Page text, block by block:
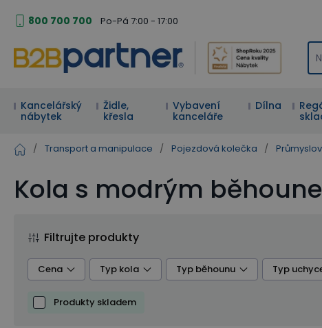
800 700 700 Po-Pá 7:00 - 17:00
Kancelářský
nábytek
Židle,
křesla
Vybavení
kanceláře
Dílna
/ Transport a manipulace / Pojezdová kolečka /
Kola s modrým
Filtrujte produkty
Cena Typ kola Typ běhounu Typ
Produkty skladem